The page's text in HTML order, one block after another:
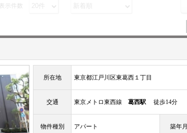
表示件数
所在地 東京都江戸川区東葛西１丁目
交通 東京メトロ東西線 葛西駅 徒歩14分
物件種別 アパート 築年月